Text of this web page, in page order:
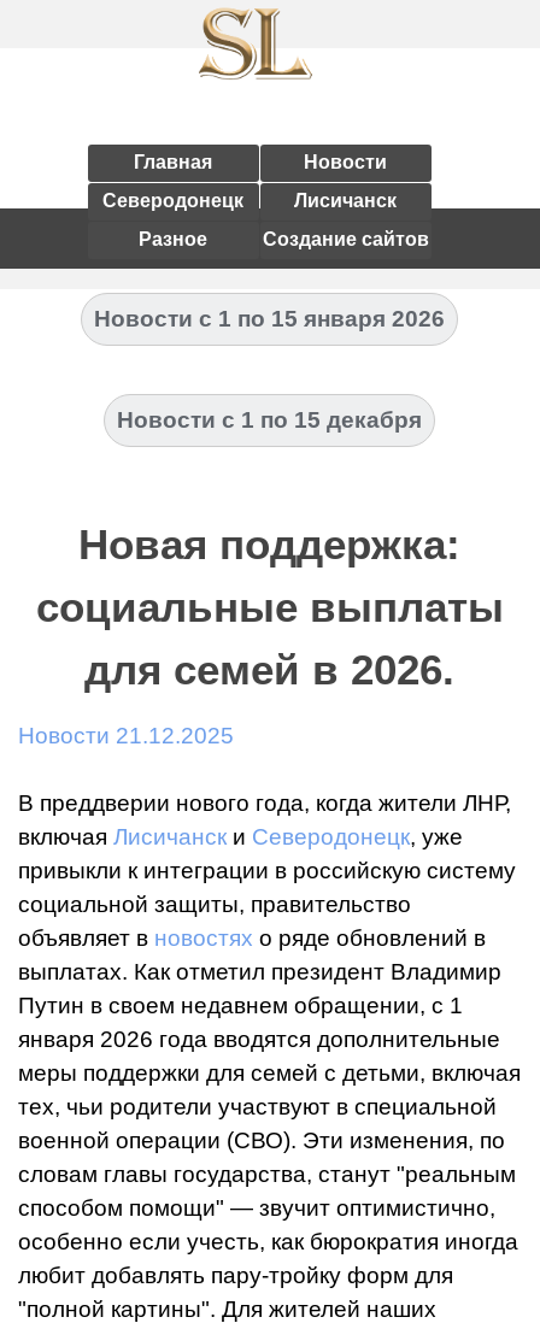
Главная
Новости
Северодонецк
Лисичанск
Разное
Создание сайтов
Новости с 1 по 15 января 2026
Новости с 1 по 15 декабря
Новая поддержка:
социальные выплаты
для семей в 2026.
Новости 21.12.2025
В преддверии нового года, когда жители ЛНР,
включая Лисичанск и Северодонецк, уже
привыкли к интеграции в российскую систему
социальной защиты, правительство
объявляет в новостях о ряде обновлений в
выплатах. Как отметил президент Владимир
Путин в своем недавнем обращении, с 1
января 2026 года вводятся дополнительные
меры поддержки для семей с детьми, включая
тех, чьи родители участвуют в специальной
военной операции (СВО). Эти изменения, по
словам главы государства, станут "реальным
способом помощи" — звучит оптимистично,
особенно если учесть, как бюрократия иногда
любит добавлять пару-тройку форм для
"полной картины". Для жителей наших